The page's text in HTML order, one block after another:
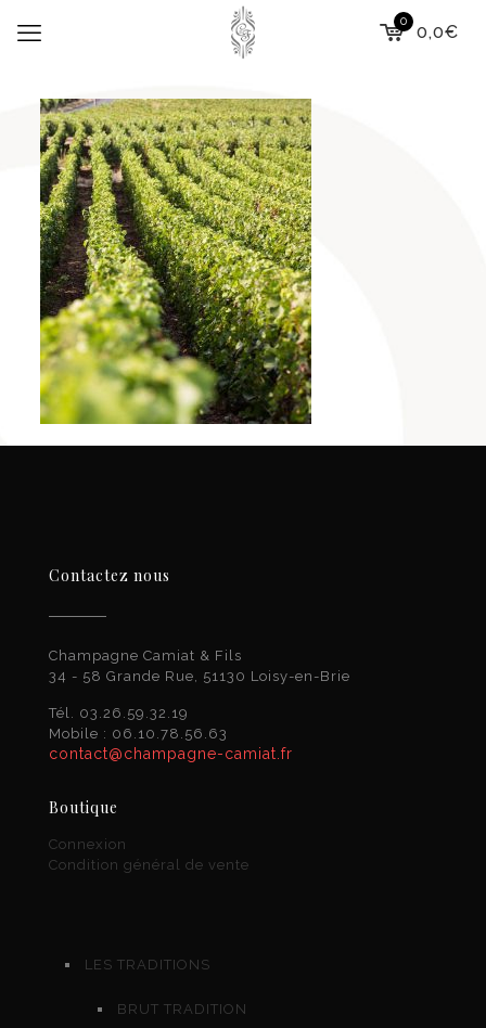
0
0,0€
Contactez nous
Champagne Camiat & Fils
34 - 58 Grande Rue, 51130 Loisy-en-Brie
Tél. 03.26.59.32.19
Mobile : 06.10.78.56.63
contact@champagne-camiat.fr
Boutique
Connexion
Condition général de vente
LES TRADITIONS
BRUT TRADITION